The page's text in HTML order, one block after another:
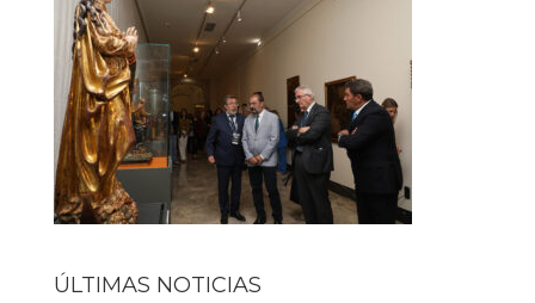
ÚLTIMAS NOTICIAS